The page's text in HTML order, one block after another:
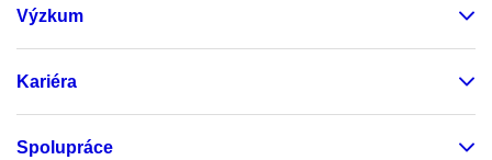
Výzkum
Kariéra
Spolupráce